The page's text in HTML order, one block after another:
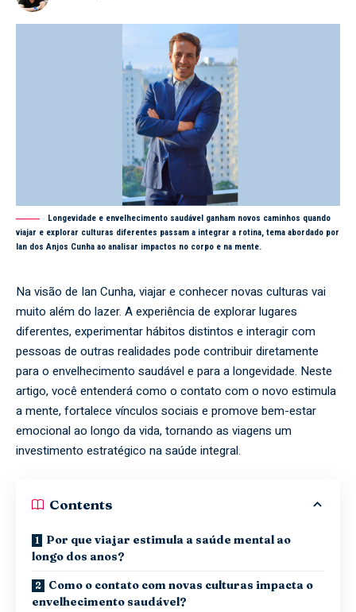
Longevidade e envelhecimento saudável ganham novos caminhos quando
viajar e explorar culturas diferentes passam a integrar a rotina, tema abordado por
Ian dos Anjos Cunha ao analisar impactos no corpo e na mente.
Na visão de Ian Cunha, viajar e conhecer novas culturas vai
muito além do lazer. A experiência de explorar lugares
diferentes, experimentar hábitos distintos e interagir com
pessoas de outras realidades pode contribuir diretamente
para o envelhecimento saudável e para a longevidade. Neste
artigo, você entenderá como o contato com o novo estimula
a mente, fortalece vínculos sociais e promove bem-estar
emocional ao longo da vida, tornando as viagens um
investimento estratégico na saúde integral.
Contents
Por que viajar estimula a saúde mental ao
longo dos anos?
Como o contato com novas culturas impacta o
envelhecimento saudável?